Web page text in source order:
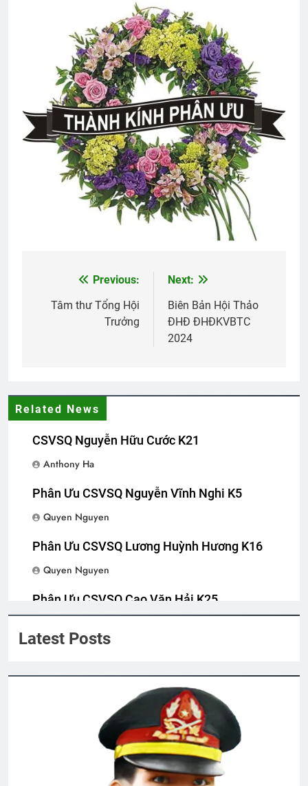
Quảng Trị 1972
2 Years Ago
Một tài liệu về Trường VBQG và các sĩ
quan tốt nghiệp
2 Years Ago
TIẾNG SÚNG CUỐI CÙNG
3 Years Ago
Nam Việt Nam 1967
TÌNH YÊU MÙA XUÂN (Daniel Artemas
Harmon)
3 Years Ago
LỜI CON KHẨN CẦU (Rabindranath
Tagore)
2 Years Ago
ĐÔI MẮT
Văn Thư 002 BCH/TH 2026-2028
2 Weeks Ago
Quốc Lộ 13 Cao Nguyên 1973
navigation
Previous:
Tâm thư Tổng Hội
Trưởng
Next:
Biên Bản Hội Thảo
ĐHĐ ĐHĐKVBTC
2024
Related News
CSVSQ Nguyễn Hữu Cước K21
Anthony Ha
Phân Ưu CSVSQ Nguyễn Vĩnh Nghi K5
Quyen Nguyen
Phân Ưu CSVSQ Lương Huỳnh Hương K16
Quyen Nguyen
Phân Ưu CSVSQ Cao Văn Hải K25
Latest Posts